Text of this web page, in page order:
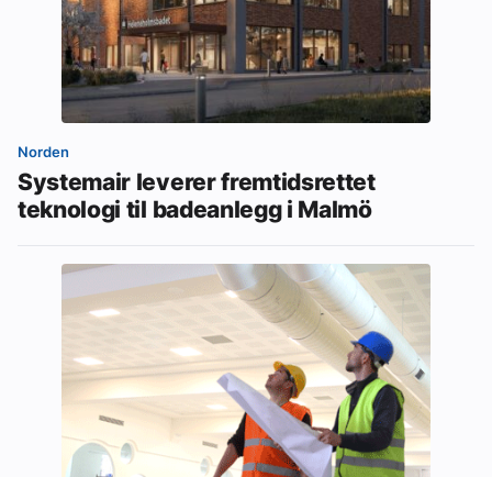
Norden
Systemair leverer fremtidsrettet
teknologi til badeanlegg i Malmö